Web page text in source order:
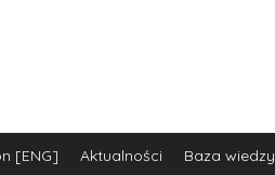
[ENG] Aktualności Baza wiedzy